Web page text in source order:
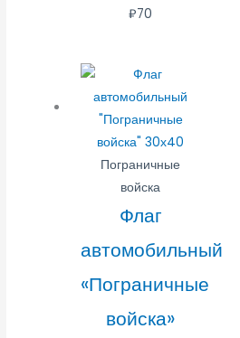
₽70
Пограничные
войска
Флаг
автомобильный
«Пограничные
войска»